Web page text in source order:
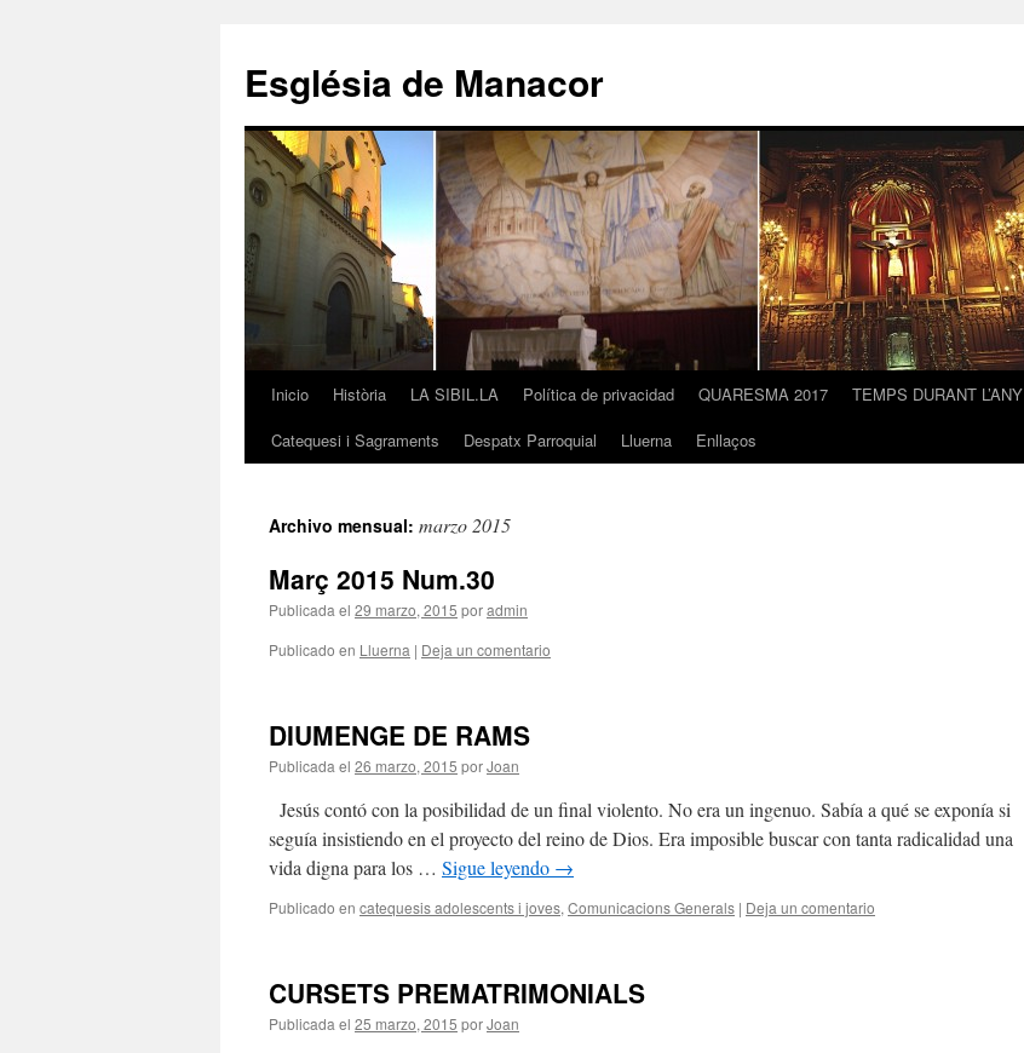
contenido
Església de Manacor
Inicio Història LA SIBIL.LA Política de privacidad QUARESMA 2017 TEMPS DURANT L’ANY
Catequesi i Sagraments
Despatx Parroquial Lluerna Enllaços
Archivo mensual: marzo 2015
Març 2015 Num.30
Publicada el 29 marzo, 2015 poradmin
Publicado en Lluerna | Deja un comentario
DIUMENGE DE RAMS
Publicada el 26 marzo, 2015 porJoan
Jesús contó con la posibilidad de un final violento. No era un ingenuo. Sabía a qué se exponía si
seguía insistiendo en el proyecto del reino de Dios. Era imposible buscar con tanta radicalidad una
vida digna para los … Sigue leyendo →
Publicado en catequesis adolescents i joves, Comunicacions Generals | Deja un comentario
CURSETS PREMATRIMONIALS
Publicada el 25 marzo, 2015 porJoan